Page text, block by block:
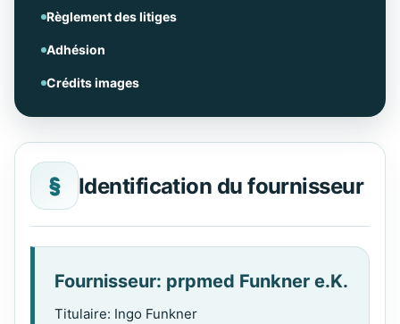
Règlement des litiges
Adhésion
Crédits images
§ Identification du fournisseur
Fournisseur: prpmed Funkner e.K.
Titulaire: Ingo Funkner